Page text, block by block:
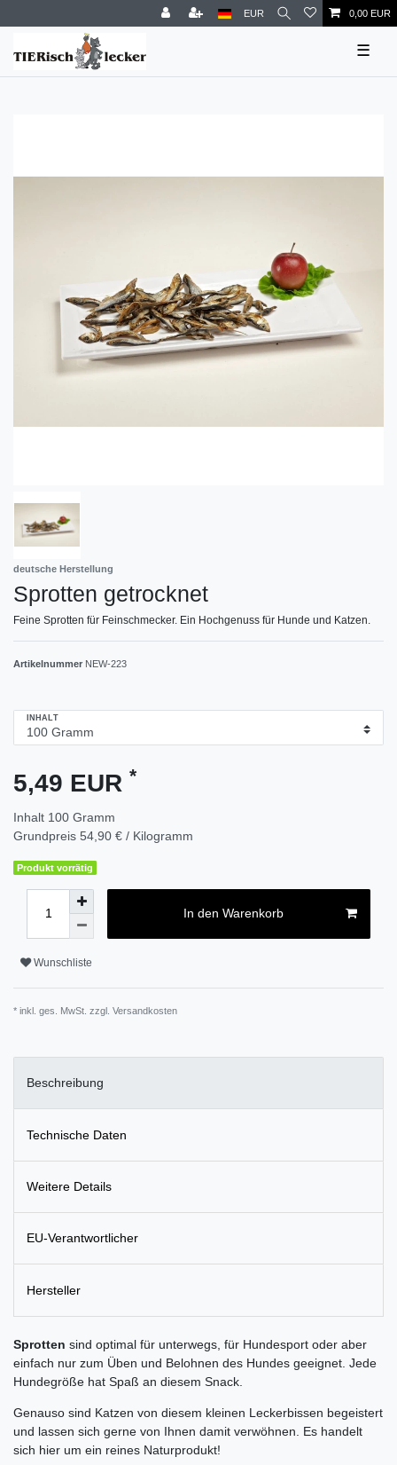
EUR 0,00 EUR
☰
deutsche Herstellung
Sprotten getrocknet
Feine Sprotten für Feinschmecker. Ein Hochgenuss für Hunde und Katzen.
Artikelnummer NEW-223
INHALT
5,49 EUR *
Inhalt 100 Gramm
Grundpreis 54,90 € / Kilogramm
Produkt vorrätig
In den Warenkorb
Wunschliste
* inkl. ges. MwSt. zzgl. Versandkosten
Beschreibung
Technische Daten
Weitere Details
EU-Verantwortlicher
Hersteller
Sprotten sind optimal für unterwegs, für Hundesport oder aber
einfach nur zum Üben und Belohnen des Hundes geeignet. Jede
Hundegröße hat Spaß an diesem Snack.
Genauso sind Katzen von diesem kleinen Leckerbissen begeistert
und lassen sich gerne von Ihnen damit verwöhnen. Es handelt
sich hier um ein reines Naturprodukt!